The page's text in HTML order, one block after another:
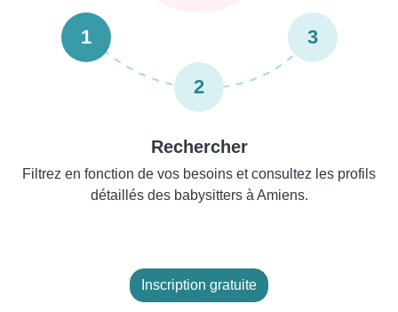
1
2
3
Rechercher
Filtrez en fonction de vos besoins et consultez les profils
détaillés des babysitters à Amiens.
Inscription gratuite